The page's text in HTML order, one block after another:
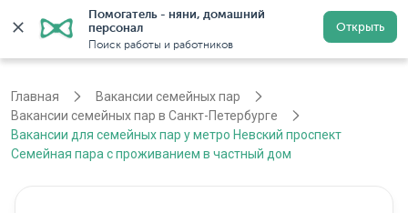
Помогатель - няни, домашний
персонал
Поиск работы и работников
Открыть
Санкт-Петербург Регистрация
Главная
Вакансии семейных пар
Вакансии семейных пар в Санкт-Петербурге
Вакансии для семейных пар у метро Невский проспект
Семейная пара с проживанием в частный дом